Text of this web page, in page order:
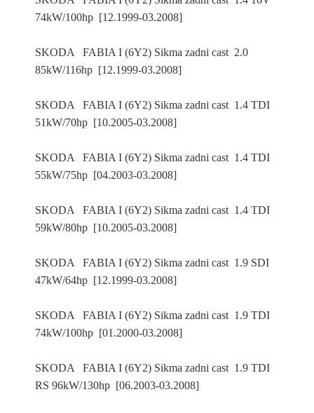
74kW/100hp [12.1999-03.2008]
SKODA FABIA I (6Y2) Sikma zadni cast 2.0
85kW/116hp [12.1999-03.2008]
SKODA FABIA I (6Y2) Sikma zadni cast 1.4 TDI
51kW/70hp [10.2005-03.2008]
SKODA FABIA I (6Y2) Sikma zadni cast 1.4 TDI
55kW/75hp [04.2003-03.2008]
SKODA FABIA I (6Y2) Sikma zadni cast 1.4 TDI
59kW/80hp [10.2005-03.2008]
SKODA FABIA I (6Y2) Sikma zadni cast 1.9 SDI
47kW/64hp [12.1999-03.2008]
SKODA FABIA I (6Y2) Sikma zadni cast 1.9 TDI
74kW/100hp [01.2000-03.2008]
SKODA FABIA I (6Y2) Sikma zadni cast 1.9 TDI
RS 96kW/130hp [06.2003-03.2008]